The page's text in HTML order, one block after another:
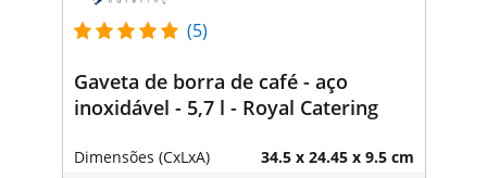
(5)
Gaveta de borra de café - aço
inoxidável - 5,7 l - Royal Catering
Dimensões (CxLxA) 34.5 x 24.45 x 9.5 cm